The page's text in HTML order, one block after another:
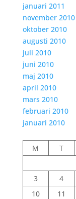
januari 2011
november 2010
oktober 2010
augusti 2010
juli 2010
juni 2010
maj 2010
april 2010
mars 2010
februari 2010
januari 2010
M
T
3
4
10
11